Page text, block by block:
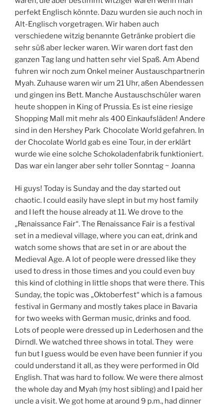
perfekt Englisch könnte. Dazu wurden sie auch noch in
Alt-Englisch vorgetragen. Wir haben auch
verschiedene witzig benannte Getränke probiert die
sehr süß aber lecker waren. Wir waren dort fast den
ganzen Tag lang und hatten sehr viel Spaß. Am Abend
fuhren wir noch zum Onkel meiner Austauschpartnerin
Myah. Zuhause waren wir um 21 Uhr, aßen Abendessen
und gingen ins Bett. Manche Austauschschüler waren
heute shoppen in King of Prussia. Es ist eine riesige
Shopping Mall mit mehr als 400 Einkaufsläden! Andere
sind in den Hershey Park Chocolate World gefahren. In
der Chocolate World gab es eine Tour, in der erklärt
wurde wie eine solche Schokoladenfabrik funktioniert.
Das war ein langer aber sehr toller Sonntag ~ Joanna
Hi guys! Today is Sunday and the day started out
chaotic. I could easily have slept in but my host family
and I left the house already at 11. We drove to the
„Renaissance Fair“. The Renaissance Fair is a festival
set in a medieval village, where you can eat, drink and
watch some shows that are set in or are about the
Medieval Age. A lot of people were dressed like they
used to dress in those times and you could even buy
this kind of clothing in little shops that were there. This
Sunday, the topic was „Oktoberfest“ which is a famous
festival in Germany and mostly takes place in Bavaria
for two weeks with German music, drinks and food.
Lots of people were dressed up in Lederhosen and the
Dirndl. We watched three shows in total. They were
fun but I guess would be even have been funnier if you
could understand it all, as they were performed in Old
English. That was hard to follow. We were there almost
the whole day and Myah (my host sibling) and I paid her
uncle a visit. We got home at around 9 p.m., had dinner